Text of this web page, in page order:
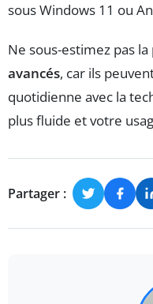
sous Windows 11 ou
Ne sous-estimez pas
avancés, car ils
quotidienne avec la
plus fluide et votre
Partager :